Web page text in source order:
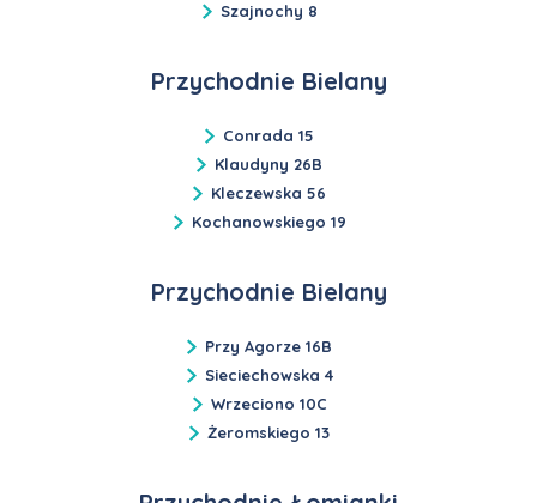
Szajnochy 8
Przychodnie Bielany
Conrada 15
Klaudyny 26B
Kleczewska 56
Kochanowskiego 19
Przychodnie Bielany
Przy Agorze 16B
Sieciechowska 4
Wrzeciono 10C
Żeromskiego 13